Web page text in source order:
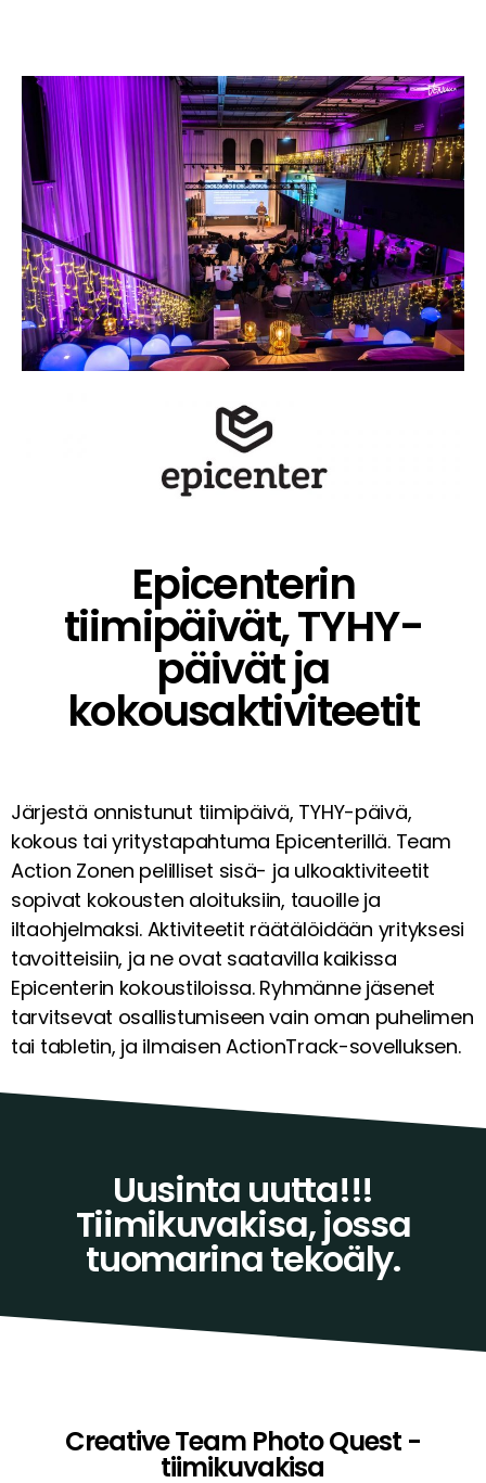
Epicenterin
tiimipäivät, TYHY-
päivät ja
kokousaktiviteetit
Järjestä onnistunut tiimipäivä, TYHY-päivä,
kokous tai yritystapahtuma Epicenterillä. Team
Action Zonen pelilliset sisä- ja ulkoaktiviteetit
sopivat kokousten aloituksiin, tauoille ja
iltaohjelmaksi. Aktiviteetit räätälöidään yrityksesi
tavoitteisiin, ja ne ovat saatavilla kaikissa
Epicenterin kokoustiloissa. Ryhmänne jäsenet
tarvitsevat osallistumiseen vain oman puhelimen
tai tabletin, ja ilmaisen ActionTrack-sovelluksen.
Uusinta uutta!!!
Tiimikuvakisa, jossa
tuomarina tekoäly.
Creative Team Photo Quest -
tiimikuvakisa